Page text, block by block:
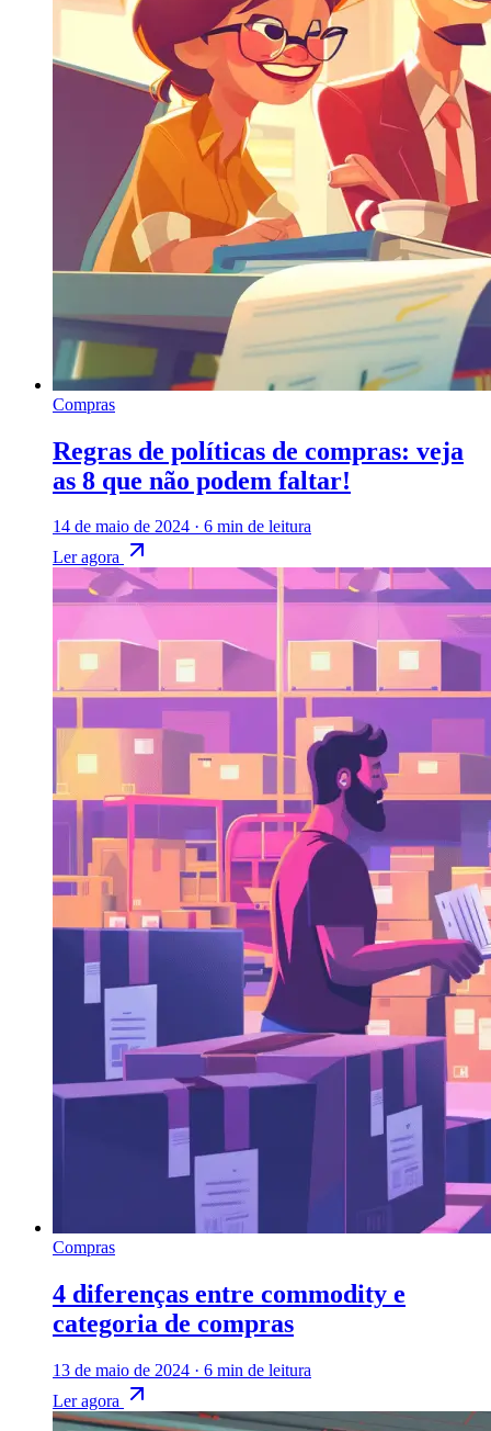
Compras
Regras de políticas de compras: veja
as 8 que não podem faltar!
14 de maio de 2024 · 6 min de leitura
Ler agora
Compras
4 diferenças entre commodity e
categoria de compras
13 de maio de 2024 · 6 min de leitura
Ler agora